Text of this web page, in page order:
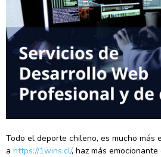
Todo el deporte chileno, es mucho más
a https://1wins.cl/, haz más